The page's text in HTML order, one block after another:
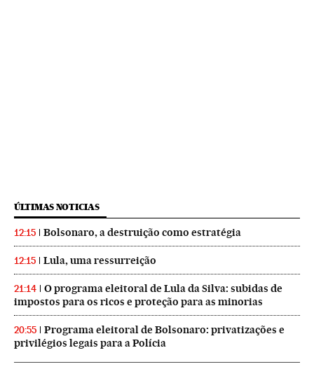
ÚLTIMAS NOTICIAS
12:15 Bolsonaro, a destruição como estratégia
12:15 Lula, uma ressurreição
21:14
O programa eleitoral de Lula da Silva: subidas de
impostos para os ricos e proteção para as minorias
20:55
Programa eleitoral de Bolsonaro: privatizações e
privilégios legais para a Polícia